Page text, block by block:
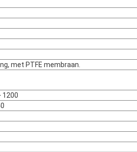
met PTFE membraan.
1200